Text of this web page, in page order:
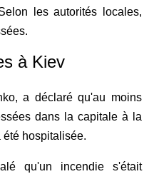
les autorités locales,
à Kiev
a déclaré qu'au moins
dans la capitale à la
hospitalisée.
qu'un incendie s'était